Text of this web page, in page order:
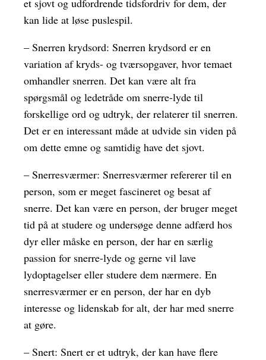
et sjovt og udfordrende tidsfordriv for dem, der
kan lide at løse puslespil.
– Snerren krydsord: Snerren krydsord er en
variation af kryds- og tværsopgaver, hvor temaet
omhandler snerren. Det kan være alt fra
spørgsmål og ledetråde om snerre-lyde til
forskellige ord og udtryk, der relaterer til snerren.
Det er en interessant måde at udvide sin viden på
om dette emne og samtidig have det sjovt.
– Snerresværmer: Snerresværmer refererer til en
person, som er meget fascineret og besat af
snerre. Det kan være en person, der bruger meget
tid på at studere og undersøge denne adfærd hos
dyr eller måske en person, der har en særlig
passion for snerre-lyde og gerne vil lave
lydoptagelser eller studere dem nærmere. En
snerresværmer er en person, der har en dyb
interesse og lidenskab for alt, der har med snerre
at gøre.
– Snert: Snert er et udtryk, der kan have flere